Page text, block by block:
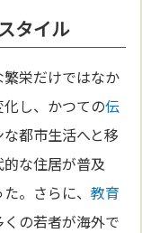
タイル
栄だけではなか
し、かつての伝
都市生活へと移
な住居が普及
。さらに、教育
の若者が海外で